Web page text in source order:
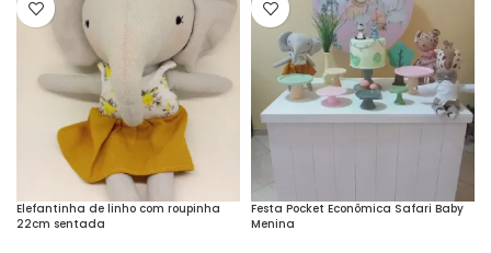
Elefantinha de linho com roupinha
22cm sentada
Festa Pocket Econômica Safari Baby
Menina